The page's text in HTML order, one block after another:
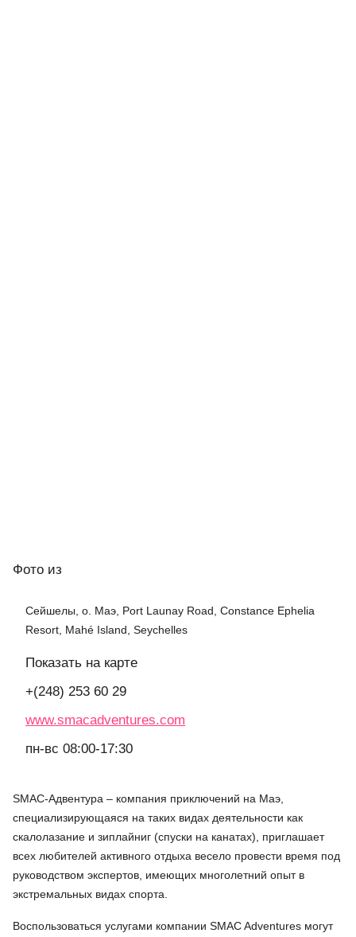
Фото из
Сейшелы, о. Маэ, Port Launay Road, Constance Ephelia
Resort, Mahé Island, Seychelles
Показать на карте
+(248) 253 60 29
www.smacadventures.com
пн-вс 08:00-17:30
SMAC-Адвентура – компания приключений на Маэ,
специализирующаяся на таких видах деятельности как
скалолазание и зиплайниг (спуски на канатах), приглашает
всех любителей активного отдыха весело провести время под
руководством экспертов, имеющих многолетний опыт в
экстремальных видах спорта.
Воспользоваться услугами компании SMAC Adventures могут